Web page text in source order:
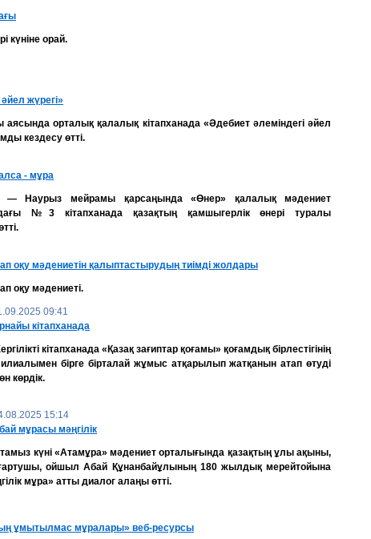
күніне орай.
жүрегі»
аясында орталық қалалық кітапханада «Әдебиет әлеміндегі әйел
кездесу өтті.
- мұра
— Наурыз мейрамы қарсаңында «Өнер» қалалық мәдениет
№3 кітапханада қазақтың қамшыгерлік өнері туралы
оқу мәдениетін қалыптастырудың тиімді жолдары
оқу мәдениеті.
09:41
кітапханада
кітапханада «Қазақ зағиптар қоғамы» қоғамдық бірлестігінің
бірге бірталай жұмыс атқарылып жатқанын атап өтуді
көрдік.
15:14
мұрасы мәңгілік
күні «Атамұра» мәдениет орталығында қазақтың ұлы ақыны,
ойшыл Абай Құнанбайұлының 180 жылдық мерейтойына
мұра» атты диалог алаңы өтті.
ұмытылмас мұралары» веб-ресурсы